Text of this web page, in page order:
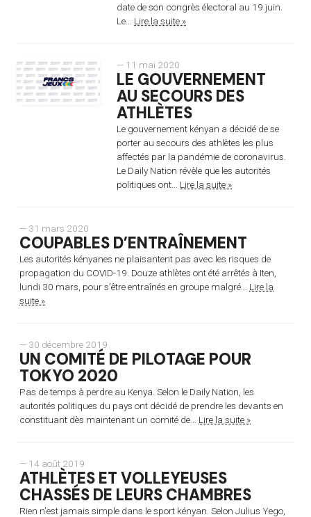
date de son congrès électoral au 19 juin.
Le... Lire la suite »
— 11 mai 2020
LE GOUVERNEMENT
AU SECOURS DES
ATHLÈTES
Le gouvernement kényan a décidé de se
porter au secours des athlètes les plus
affectés par la pandémie de coronavirus.
Le Daily Nation révèle que les autorités
politiques ont... Lire la suite »
— 31 mars 2020
COUPABLES D’ENTRAÎNEMENT
Les autorités kényanes ne plaisantent pas avec les risques de
propagation du COVID-19. Douze athlètes ont été arrêtés à Iten,
lundi 30 mars, pour s’être entraînés en groupe malgré... Lire la
suite »
— 30 décembre 2019
UN COMITÉ DE PILOTAGE POUR
TOKYO 2020
Pas de temps à perdre au Kenya. Selon le Daily Nation, les
autorités politiques du pays ont décidé de prendre les devants en
constituant dès maintenant un comité de... Lire la suite »
— 14 août 2019
ATHLÈTES ET VOLLEYEUSES
CHASSÉS DE LEURS CHAMBRES
Rien n’est jamais simple dans le sport kényan. Selon Julius Yego,